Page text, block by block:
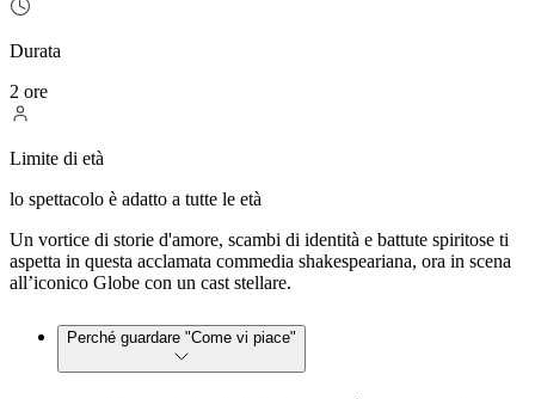
Durata
2 ore
Limite di età
lo spettacolo è adatto a tutte le età
Un vortice di storie d'amore, scambi di identità e battute spiritose ti
aspetta in questa acclamata commedia shakespeariana, ora in scena
all’iconico Globe con un cast stellare.
Perché guardare "Come vi piace"